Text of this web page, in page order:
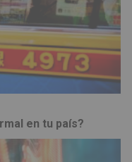
en tu país?